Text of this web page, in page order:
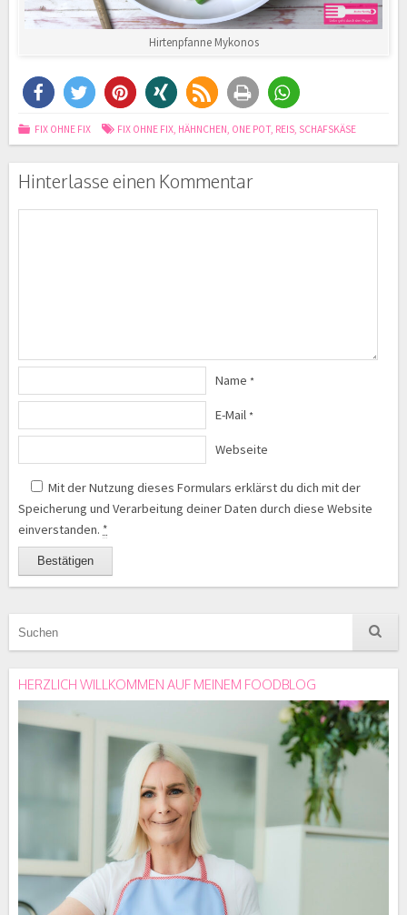
Hirtenpfanne Mykonos
FIX OHNE FIX FIX OHNE FIX, HÄHNCHEN, ONE POT, REIS, SCHAFSKÄSE
Hinterlasse einen Kommentar
Name *
E-Mail *
Webseite
Mit der Nutzung dieses Formulars erklärst du dich mit der
Speicherung und Verarbeitung deiner Daten durch diese Website
einverstanden. *
HERZLICH WILLKOMMEN AUF MEINEM FOODBLOG